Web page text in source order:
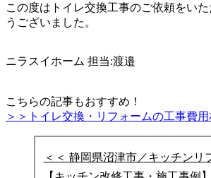
この度はトイレ交換工事のご依頼をい
うございました。
ニラスイホーム 担当:渡邉
こちらの記事もおすすめ！
＞＞トイレ交換・リフォームの工事費
＜＜ 静岡県沼津市／キッチンリ